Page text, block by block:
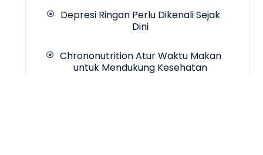
Depresi Ringan Perlu Dikenali Sejak
Dini
Chrononutrition Atur Waktu Makan
untuk Mendukung Kesehatan